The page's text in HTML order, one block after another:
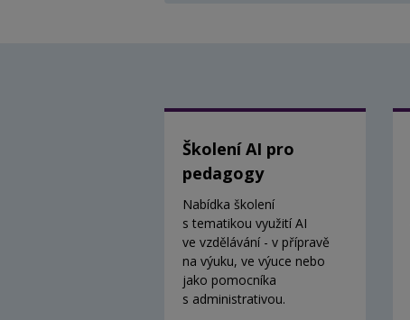
Školení AI pro
pedagogy
Nabídka školení
s tematikou využití AI
ve vzdělávání - v přípravě
na výuku, ve výuce nebo
jako pomocníka
s administrativou.